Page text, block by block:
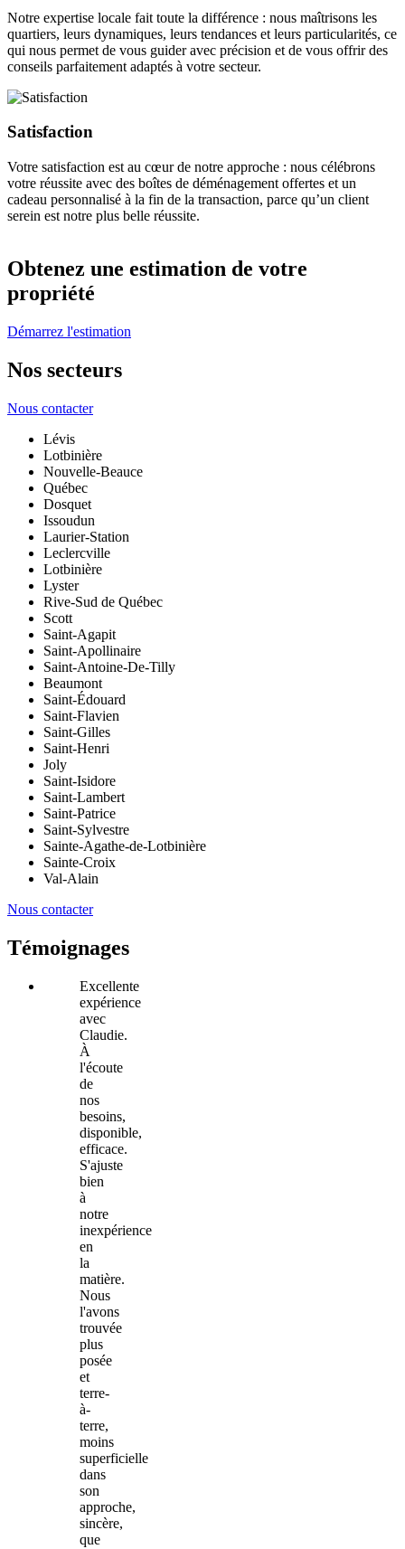
Notre expertise locale fait toute la différence : nous maîtrisons les
quartiers, leurs dynamiques, leurs tendances et leurs particularités, ce
qui nous permet de vous guider avec précision et de vous offrir des
conseils parfaitement adaptés à votre secteur.
Satisfaction
Votre satisfaction est au cœur de notre approche : nous célébrons
votre réussite avec des boîtes de déménagement offertes et un
cadeau personnalisé à la fin de la transaction, parce qu’un client
serein est notre plus belle réussite.
Obtenez une estimation de votre
propriété
Démarrez l'estimation
Nos secteurs
Nous contacter
Lévis
Lotbinière
Nouvelle-Beauce
Québec
Dosquet
Issoudun
Laurier-Station
Leclercville
Lotbinière
Lyster
Rive-Sud de Québec
Scott
Saint-Agapit
Saint-Apollinaire
Saint-Antoine-De-Tilly
Beaumont
Saint-Édouard
Saint-Flavien
Saint-Gilles
Saint-Henri
Joly
Saint-Isidore
Saint-Lambert
Saint-Patrice
Saint-Sylvestre
Sainte-Agathe-de-Lotbinière
Sainte-Croix
Val-Alain
Nous contacter
Témoignages
Excellente
expérience
avec
Claudie.
À
l'écoute
de
nos
besoins,
disponible,
efficace.
S'ajuste
bien
à
notre
inexpérience
en
la
matière.
Nous
l'avons
trouvée
plus
posée
et
terre-
à-
terre,
moins
superficielle
dans
son
approche,
sincère,
que